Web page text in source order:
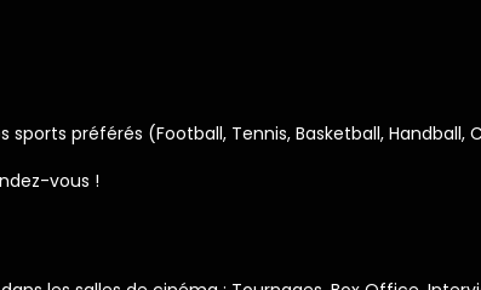
sports préférés (Football, Tennis, Basketball, Handball,
vous !